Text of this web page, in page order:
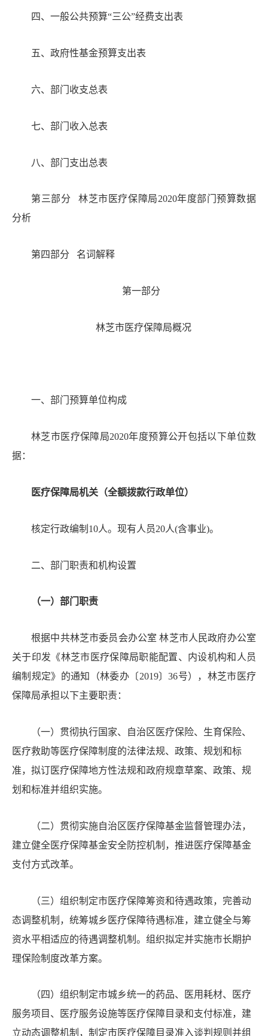
四、一般公共预算“三公”经费支出表
五、政府性基金预算支出表
六、部门收支总表
七、部门收入总表
八、部门支出总表
第三部分 林芝市医疗保障局2020年度部门预算数据
分析
第四部分 名词解释
第一部分
林芝市医疗保障局概况
一、部门预算单位构成
林芝市医疗保障局2020年度预算公开包括以下单位数
据：
医疗保障局机关（全额拨款行政单位）
核定行政编制 10人。现有人员20人(含事业)。
二、部门 职责和机构设置
（一）部门职责
根据中共林芝市委员会办公室 林芝市人民政府办公室
关于印发《林芝市医疗保障局职能配置、内设机构和人员
编制规定》的通知（林委办〔2019〕36号），林芝市医疗
保障局承担以下主要职责：
（一）贯彻执行国家、自治区医疗保险、生育保险、
医疗救助等医疗保障制度的法律法规、政策、规划和标
准，拟订医疗保障地方性法规和政府规章草案、政策、规
划和标准并组织实施。
（二）贯彻实施自治区医疗保障基金监督管理办法，
建立健全医疗保障基金安全防控机制，推进医疗保障基金
支付方式改革。
（三）组织制定市医疗保障筹资和待遇政策，完善动
态调整机制，统筹城乡医疗保障待遇标准，建立健全与筹
资水平相适应的待遇调整机制。组织拟定并实施市长期护
理保险制度改革方案。
（四）组织制定市城乡统一的药品、医用耗材、医疗
服务项目、医疗服务设施等医疗保障目录和支付标准，建
立动态调整机制，制定市医疗保障目录准入谈判规则并组